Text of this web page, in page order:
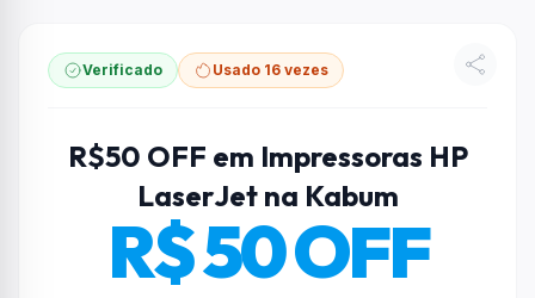
Verificado Usado 16 vezes
R$50 OFF em Impressoras HP
LaserJet na Kabum
R$ 50 OFF